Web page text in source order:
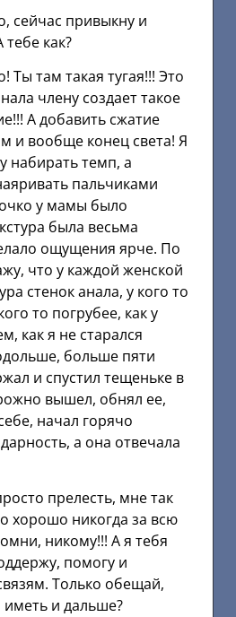
сейчас привыкну и
как?
Ты там такая тугая!!! Это
члену создает такое
А добавить сжатие
и вообще конец света! Я
набирать темп, а
пальчиками
у мамы было
была весьма
ощущения ярче. По
что у каждой женской
стенок анала, у кого то
то погрубее, как у
как я не старался
больше пяти
и спустил тещеньке в
вышел, обнял ее,
начал горячо
а она отвечала
прелесть, мне так
хорошо никогда за всю
никому!!! А я тебя
помогу и
Только обещай,
и дальше?